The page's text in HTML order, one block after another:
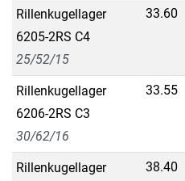
Rillenkugellager
6205-2RS C4
25/52/15
33.60
Rillenkugellager
6206-2RS C3
30/62/16
33.55
Rillenkugellager
38.40